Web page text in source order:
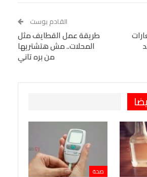
StumbleUpon
VK
BlackBerry
Viber
القادم بوست
طريقة عمل القطايف مثل
المحلات.. مش هتشتريها
من بره تاني
صحة